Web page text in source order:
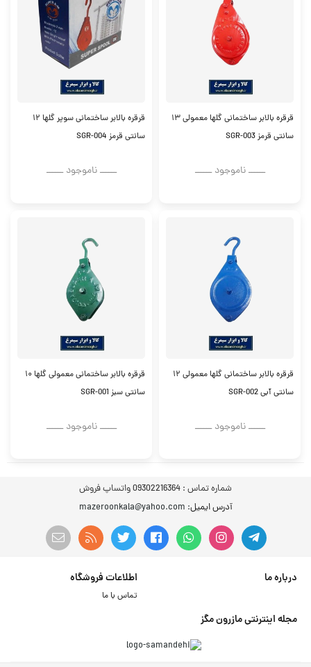
قرقره بالابر ساختمانی گلها معمولی ۱۳
سانتی قرمز SGR-003
ــــــ ناموجود ــــــ
قرقره بالابر ساختمانی سوپر گلها ۱۲
سانتی قرمز SGR-004
ــــــ ناموجود ــــــ
قرقره بالابر ساختمانی گلها معمولی ۱۲
سانتی آبی SGR-002
ــــــ ناموجود ــــــ
قرقره بالابر ساختمانی معمولی گلها ۱۰
سانتی سبز SGR-001
ــــــ ناموجود ــــــ
شماره تماس : 09302216364 واتساپ فروش
آدرس ایمیل: mazeroonkala@yahoo.com
درباره ما اطلاعات فروشگاه
تماس با ما
مجله اینترنتی مازرون مگز